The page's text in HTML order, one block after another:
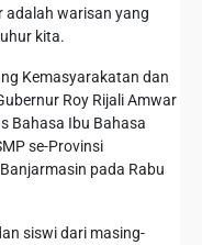
adalah warisan yang
kita.
Kemasyarakatan dan
Roy Rijali Amwar
Bahasa Ibu Bahasa
se-Provinsi
pada Rabu
siswi dari masing-